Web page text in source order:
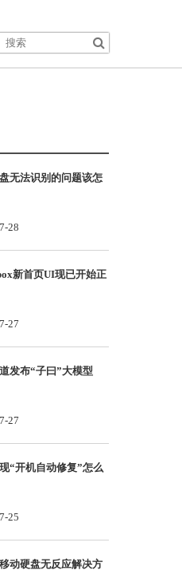
无法识别的问题该怎
28
新首页UI现已开始正
27
发布“子曰”大模型
27
“开机自动修复”怎么
25
动硬盘无反应解决方